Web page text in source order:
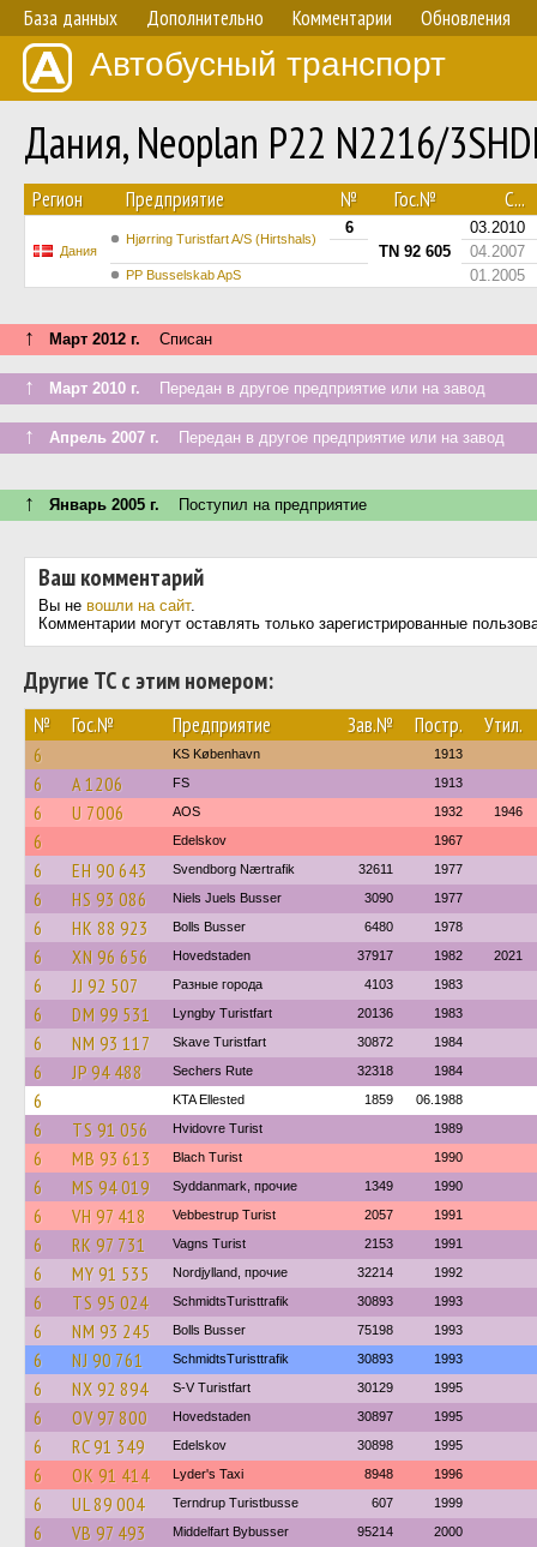
База данных Дополнительно Комментарии Обновления
Автобусный транспорт
Дания, Neoplan P22 N2216/
Регион Предприятие № Гос.№ С...
Дания
Hjørring Turistfart A/S (Hirtshals)
6
TN 92 605
03.2010
04.2007
PP Busselskab ApS 01.2005
↑ Март 2012 г. Списан
↑ Март 2010 г. Передан в другое предприятие или на завод
↑ Апрель 2007 г. Передан в другое предприятие или на завод
↑ Январь 2005 г. Поступил на предприятие
Ваш комментарий
Вы не вошли на сайт.
Комментарии могут оставлять только зарегистрированные
Другие ТС с этим номером:
№ Гос.№ Предприятие Зав.№ Постр. Утил.
6 KS København 1913
6 A 1206 FS 1913
6 U 7006 AOS 1932 1946
6 Edelskov 1967
6 EH 90 643 Svendborg Nærtrafik 32611 1977
6 HS 93 086 Niels Juels Busser 3090 1977
6 HK 88 923 Bolls Busser 6480 1978
6 XN 96 656 Hovedstaden 37917 1982 2021
6 JJ 92 507 Разные города 4103 1983
6 DM 99 531 Lyngby Turistfart 20136 1983
6 NM 93 117 Skave Turistfart 30872 1984
6 JP 94 488 Sechers Rute 32318 1984
6 KTA Ellested 1859 06.1988
6 TS 91 056 Hvidovre Turist 1989
6 MB 93 613 Blach Turist 1990
6 MS 94 019 Syddanmark, прочие 1349 1990
6 VH 97 418 Vebbestrup Turist 2057 1991
6 RK 97 731 Vagns Turist 2153 1991
6 MY 91 535 Nordjylland, прочие 32214 1992
6 TS 95 024 SchmidtsTuristtrafik 30893 1993
6 NM 93 245 Bolls Busser 75198 1993
6 NJ 90 761 SchmidtsTuristtrafik 30893 1993
6 NX 92 894 S-V Turistfart 30129 1995
6 OV 97 800 Hovedstaden 30897 1995
6 RC 91 349 Edelskov 30898 1995
6 OK 91 414 Lyder's Taxi 8948 1996
6 UL 89 004 Terndrup Turistbusse 607 1999
6 VB 97 493 Middelfart Bybusser 95214 2000